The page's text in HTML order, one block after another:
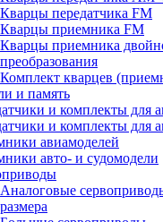
Кварцы передатчика FM
Кварцы приемника FM
Кварцы приемника
преобразования
Комплект кварцев
и память
и комплекты для
и комплекты для
авиамоделей
авто- и судомодели
Аналоговые
размера